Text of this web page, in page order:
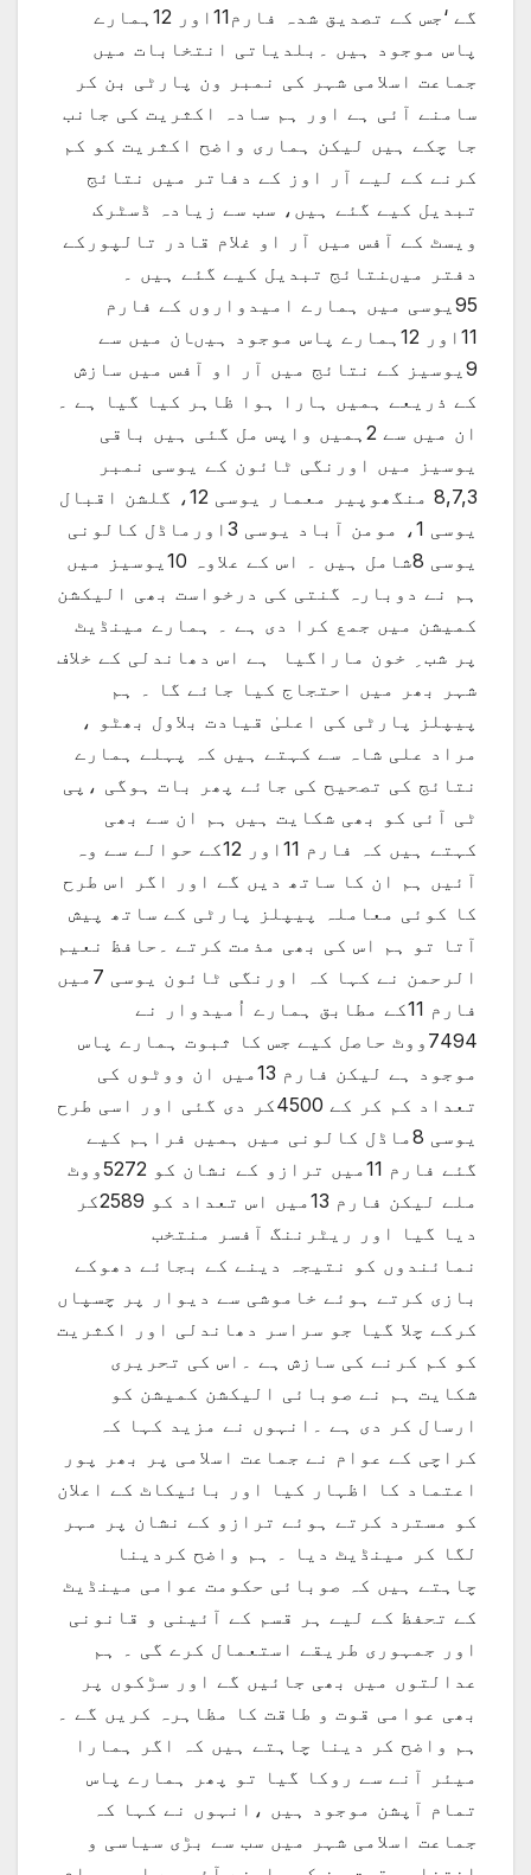
گے ‘جس کے تصدیق شدہ فارم11اور 12ہمارے
پاس موجود ہیں ۔بلدیاتی انتخابات میں
جماعت اسلامی شہر کی نمبر ون پارٹی بن کر
سامنے آئی ہے اور ہم سادہ اکثریت کی جانب
جا چکے ہیں لیکن ہماری واضح اکثریت کو کم
کرنے کے لیے آر اوز کے دفاتر میں نتائج
تبدیل کیے گئے ہیں، سب سے زیادہ ڈسٹرک
ویسٹ کے آفس میں آر او غلام قادر تالپورکے
دفتر میںنتائج تبدیل کیے گئے ہیں ۔
95یوسی میں ہمارے امیدواروں کے فارم
11اور 12ہمارے پاس موجود ہیںان میں سے
9یوسیز کے نتائج میں آر او آفس میں سازش
کے ذریعے ہمیں ہارا ہوا ظاہر کیا گیا ہے ۔
ان میں سے 2ہمیں واپس مل گئی ہیں باقی
یوسیز میں اورنگی ٹائون کے یوسی نمبر
8,7,3 منگھوپیر معمار یوسی 12، گلشن اقبال
یوسی 1، مومن آباد یوسی 3اورماڈل کالونی
یوسی 8شامل ہیں ۔ اس کے علاوہ 10یوسیز میں
ہم نے دوبارہ گنتی کی درخواست بھی الیکشن
کمیشن میں جمع کرا دی ہے ۔ ہمارے مینڈیٹ
پر شب ِ خون ماراگیا ہے اس دھاندلی کے خلاف
شہر بھر میں احتجاج کیا جائے گا ۔ ہم
پیپلز پارٹی کی اعلیٰ قیادت بلاول بھٹو ،
مراد علی شاہ سے کہتے ہیں کہ پہلے ہمارے
نتائج کی تصحیح کی جائے پھر بات ہوگی ،پی
ٹی آئی کو بھی شکایت ہیں ہم ان سے بھی
کہتے ہیں کہ فارم 11اور 12کے حوالے سے وہ
آئیں ہم ان کا ساتھ دیں گے اور اگر اس طرح
کا کوئی معاملہ پیپلز پارٹی کے ساتھ پیش
آتا تو ہم اس کی بھی مذمت کرتے ۔حافظ نعیم
الرحمن نے کہا کہ اورنگی ٹائون یوسی 7میں
فارم 11کے مطابق ہمارے اُمیدوار نے
7494ووٹ حاصل کیے جس کا ثبوت ہمارے پاس
موجود ہے لیکن فارم 13میں ان ووٹوں کی
تعداد کم کر کے 4500کر دی گئی اور اسی طرح
یوسی 8ماڈل کالونی میں ہمیں فراہم کیے
گئے فارم 11میں ترازو کے نشان کو 5272ووٹ
ملے لیکن فارم 13میں اس تعداد کو 2589کر
دیا گیا اور ریٹرننگ آفسر منتخب
نمائندوں کو نتیجہ دینے کے بجائے دھوکے
بازی کرتے ہوئے خاموشی سے دیوار پر چسپاں
کرکے چلا گیا جو سراسر دھاندلی اور اکثریت
کو کم کرنے کی سازش ہے ۔اس کی تحریری
شکایت ہم نے صوبائی الیکشن کمیشن کو
ارسال کر دی ہے ۔انہوں نے مزید کہا کہ
کراچی کے عوام نے جماعت اسلامی پر بھر پور
اعتماد کا اظہار کیا اور بائیکاٹ کے اعلان
کو مسترد کرتے ہوئے ترازو کے نشان پر مہر
لگا کر مینڈیٹ دیا ۔ ہم واضح کردینا
چاہتے ہیں کہ صوبائی حکومت عوامی مینڈیٹ
کے تحفظ کے لیے ہر قسم کے آئینی و قانونی
اور جمہوری طریقے استعمال کرے گی ۔ ہم
عدالتوں میں بھی جائیں گے اور سڑکوں پر
بھی عوامی قوت و طاقت کا مظاہرہ کریں گے ۔
ہم واضح کر دینا چاہتے ہیں کہ اگر ہمارا
میئر آنے سے روکا گیا تو پھر ہمارے پاس
تمام آپشن موجود ہیں ،انہوں نے کہا کہ
جماعت اسلامی شہر میں سب سے بڑی سیاسی و